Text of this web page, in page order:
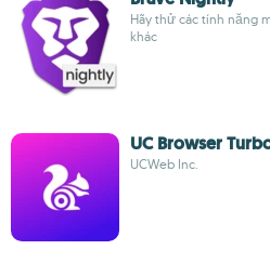
Hãy thử các tính năng
khác
UC Browser
UCWeb Inc.